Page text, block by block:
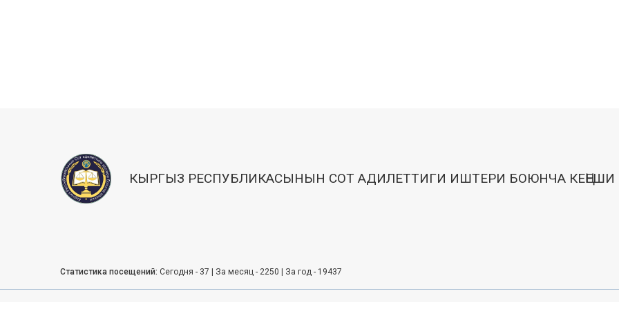
КЫРГЫЗ РЕСПУБЛИКАСЫНЫН СОТ АДИЛЕТТИГИ ИШТЕРИ БОЮНЧА КЕҢЕШИ
Статистика посещений: Сегодня - 37 | За месяц - 2250 | За год - 19437